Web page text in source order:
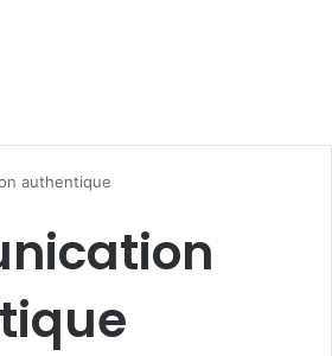
authentique